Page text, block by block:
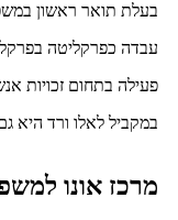
בעלת תואר ראשון
עבדה כפרקליטה
פעילה בתחום זכויות
במקביל לאלו ורד היא
מרכז אונו